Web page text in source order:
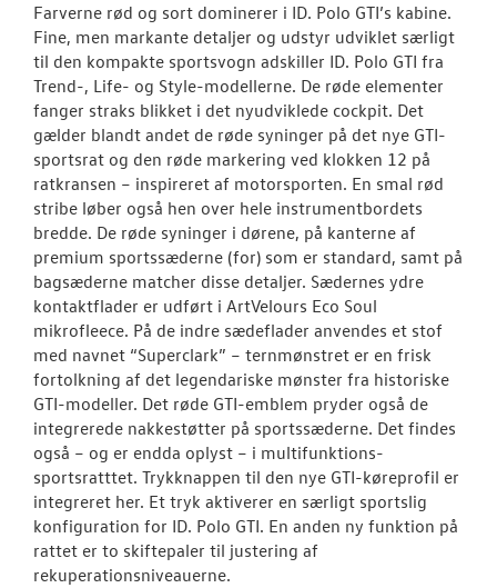
Farverne rød og sort dominerer i ID. Polo GTI’s kabine.
Fine, men markante detaljer og udstyr udviklet særligt
til den kompakte sportsvogn adskiller ID. Polo GTI fra
Trend-, Life- og Style-modellerne. De røde elementer
fanger straks blikket i det nyudviklede cockpit. Det
gælder blandt andet de røde syninger på det nye GTI-
sportsrat og den røde markering ved klokken 12 på
ratkransen – inspireret af motorsporten. En smal rød
stribe løber også hen over hele instrumentbordets
bredde. De røde syninger i dørene, på kanterne af
premium sportssæderne (for) som er standard, samt på
bagsæderne matcher disse detaljer. Sædernes ydre
kontaktflader er udført i ArtVelours Eco Soul
mikrofleece. På de indre sædeflader anvendes et stof
med navnet “Superclark” – ternmønstret er en frisk
fortolkning af det legendariske mønster fra historiske
GTI-modeller. Det røde GTI-emblem pryder også de
integrerede nakkestøtter på sportssæderne. Det findes
også – og er endda oplyst – i multifunktions-
sportsratttet. Trykknappen til den nye GTI-køreprofil er
integreret her. Et tryk aktiverer en særligt sportslig
konfiguration for ID. Polo GTI. En anden ny funktion på
rattet er to skiftepaler til justering af
rekuperationsniveauerne.